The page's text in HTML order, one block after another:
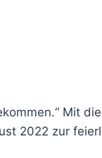
Mit
2022 zur